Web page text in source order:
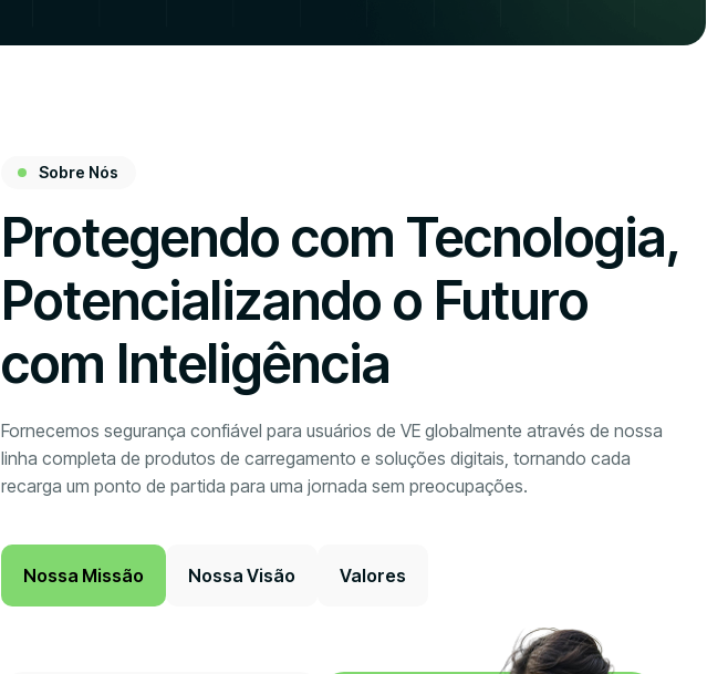
Sobre Nós
Protegendo com Tecnologia,
Potencializando o Futuro
com Inteligência
Fornecemos segurança confiável para usuários de VE globalmente através de nossa
linha completa de produtos de carregamento e soluções digitais, tornando cada
recarga um ponto de partida para uma jornada sem preocupações.
Nossa Missão Nossa Visão Valores